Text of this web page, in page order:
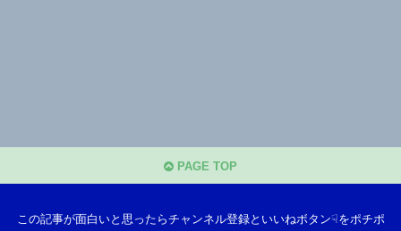
PAGE TOP
この記事が面白いと思ったらチャンネル登録といいねボタン☟をポチポ